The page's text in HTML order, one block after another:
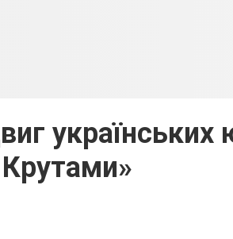
українських
Крутами»